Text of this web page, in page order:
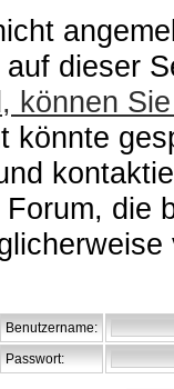
auf dieser
können
könnte
die
Benutzername:
Passwort: